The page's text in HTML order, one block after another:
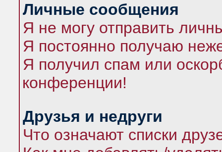
Личные сообщения
Я не могу отправить
Я постоянно получаю
Я получил спам или
конференции!
Друзья и недруги
Что означают списки